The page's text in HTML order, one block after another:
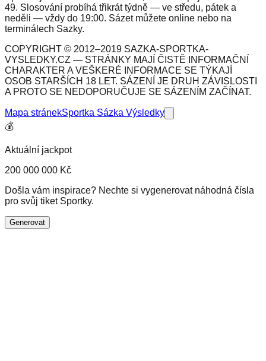
49. Slosování probíhá třikrát týdně — ve středu, pátek a
neděli — vždy do 19:00. Sázet můžete online nebo na
terminálech Sazky.
COPYRIGHT © 2012–2019 SAZKA-SPORTKA-
VYSLEDKY.CZ — STRÁNKY MAJÍ ČISTĚ INFORMAČNÍ
CHARAKTER A VEŠKERÉ INFORMACE SE TÝKAJÍ
OSOB STARŠÍCH 18 LET. SÁZENÍ JE DRUH ZÁVISLOSTI
A PROTO SE NEDOPORUČUJE SE SÁZENÍM ZAČÍNAT.
Mapa stránekSportka Sázka Výsledky
💰
Aktuální jackpot
200 000 000 Kč
Došla vám inspirace? Nechte si vygenerovat náhodná čísla
pro svůj tiket Sportky.
Generovat